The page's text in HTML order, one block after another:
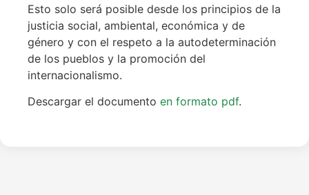
Esto solo será posible desde los principios de la
justicia social, ambiental, económica y de
género y con el respeto a la autodeterminación
de los pueblos y la promoción del
internacionalismo.
Descargar el documento en formato pdf.